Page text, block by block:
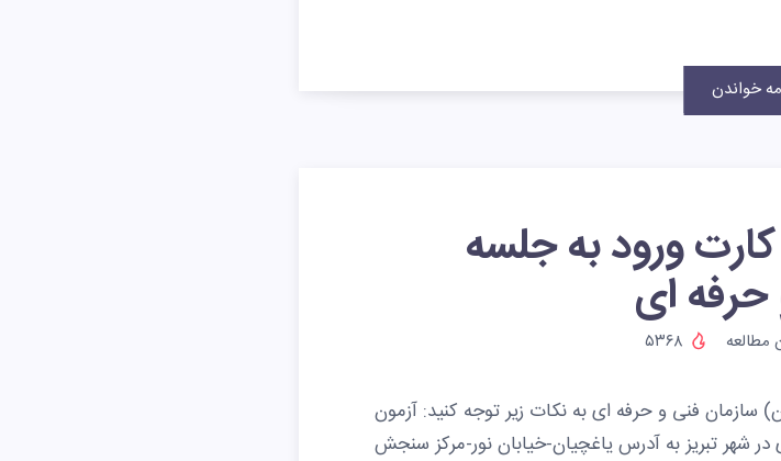
خواندن
ورود به جلسه
ای
مطالعه
سازمان فنی و حرفه ای به نکات زیر توجه کنید: آزمون
شهر تبریز به آدرس یاغچیان-خیابان نور-مرکز سنجش